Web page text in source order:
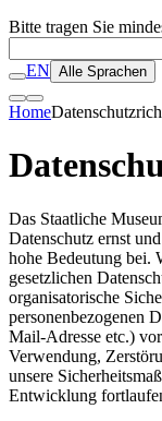
Bitte tragen Sie
EN Alle Sprachen
Home
Das Staatliche
Datenschutz ernst
hohe Bedeutung bei.
gesetzlichen
organisatorische
personenbezogenen
Mail-Adresse etc.)
Verwendung,
unsere
Entwicklung